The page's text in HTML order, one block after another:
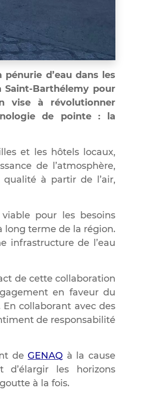
d’eau dans les
Saint-Barthélemy pour
vise à révolutionner
de pointe : la
et les hôtels locaux,
de l’atmosphère,
à partir de l’air,
pour les besoins
long terme de la région.
infrastructure de l’eau
de cette collaboration
en faveur du
collaborant avec des
de responsabilité
deGENAQ à la cause
les horizons
à la fois.